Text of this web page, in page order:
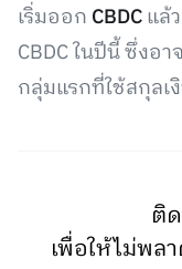
เริ่มออก CBDCแล้
CBDC ในปีนี้ ซึ่งอ
กลุ่มแรกที่ใช้สกุลเ
ติ
เพื่อให้ไม่พล